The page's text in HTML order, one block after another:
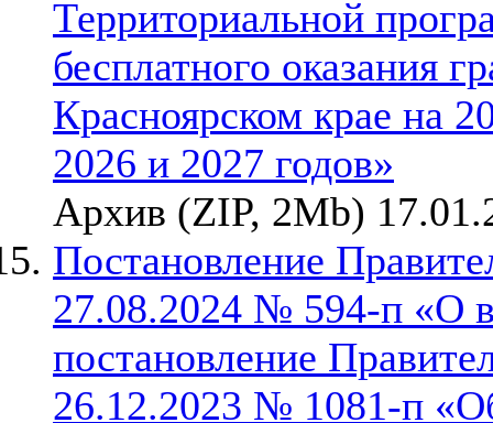
Территориальной
бесплатного оказания
Красноярском крае на
2026 и 2027 годов»
Архив (ZIP, 2Mb)
Постановление
27.08.2024 № 594-п «О
постановление
26.12.2023 № 1081-п